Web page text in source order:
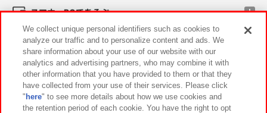
スマホ・PCであそぶ
イベント・キャンペーン
関連会社 サステナビリティ サイトポリシー
We collect unique personal identifiers such as cookies to
analyze our traffic and to personalize content and ads. We
share information about your use of our website with our
analytics and advertising partners, who may combine it with
other information that you have provided to them or that they
have collected from your use of their services. Please click
" here" to see more details about how we use cookies and
the retention period of each cookie. You have the right to opt